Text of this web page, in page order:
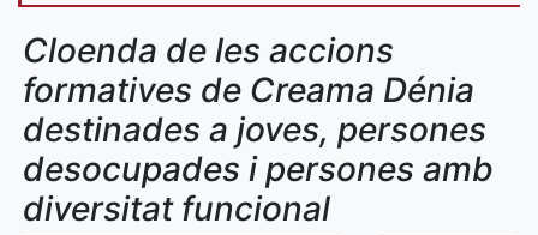
Cloenda de les accions
formatives de Creama Dénia
destinades a joves, persones
desocupades i persones amb
diversitat funcional